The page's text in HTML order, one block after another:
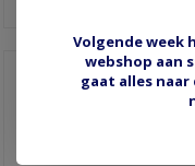
Volgende week
webshop aan
gaat alles